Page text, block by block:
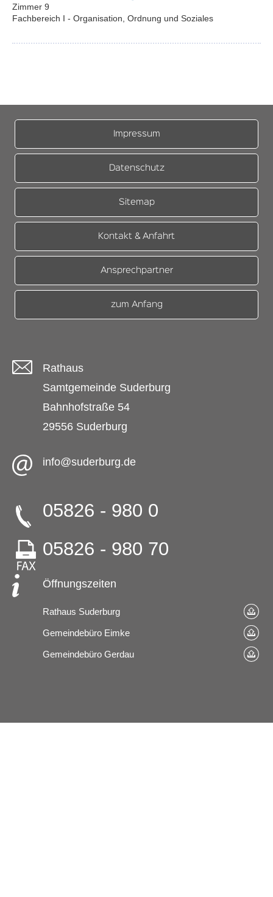
Zimmer 9
Fachbereich I - Organisation, Ordnung und Soziales
Impressum
Datenschutz
Sitemap
Kontakt & Anfahrt
Ansprechpartner
zum Anfang
Rathaus
Samtgemeinde Suderburg
Bahnhofstraße 54
29556 Suderburg
info@suderburg.de
05826 - 980 0
05826 - 980 70
Öffnungszeiten
Rathaus Suderburg
Gemeindebüro Eimke
Gemeindebüro Gerdau